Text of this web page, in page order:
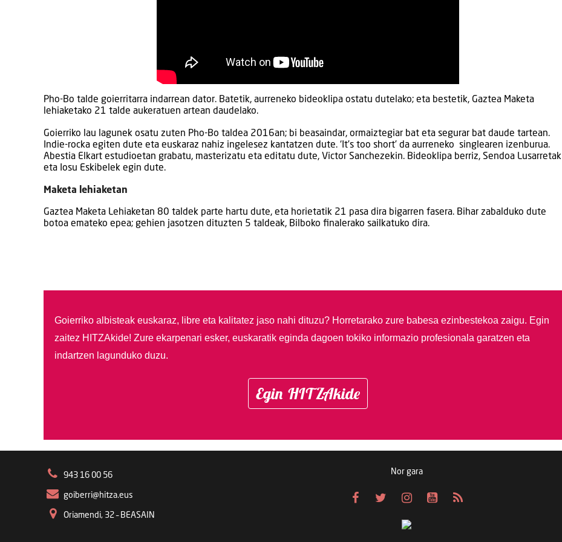
Pho-Bo talde goierritarra indarrean dator. Batetik, aurreneko bideoklipa ostatu dutelako; eta bestetik, Gaztea Maketa
lehiaketako 21 talde aukeratuen artean daudelako.
Goierriko lau lagunek osatu zuten Pho-Bo taldea 2016an; bi beasaindar, ormaiztegiar bat eta segurar bat daude tartean.
Indie-rocka egiten dute eta euskaraz nahiz ingelesez kantatzen dute. ‘It’s too short’ da aurreneko singlearen izenburua.
Abestia Elkart estudioetan grabatu, masterizatu eta editatu dute, Victor Sanchezekin. Bideoklipa berriz, Sendoa Lusarretak
eta Iosu Eskibelek egin dute.
Maketa lehiaketan
Gaztea Maketa Lehiaketan 80 taldek parte hartu dute, eta horietatik 21 pasa dira bigarren fasera. Bihar zabalduko dute
botoa emateko epea; gehien jasotzen dituzten 5 taldeak, Bilboko finalerako sailkatuko dira.
Goierriko albisteak euskaraz, libre eta kalitatez jaso nahi dituzu? Horretarako zure babesa ezinbestekoa zaigu. Egin
zaitez HITZAkide! Zure ekarpenari esker, euskaratik eginda dagoen tokiko informazio profesionala garatzen eta
indartzen lagunduko duzu.
Egin HITZAkide
943 16 00 56
goiberri@hitza.eus
Oriamendi, 32 – BEASAIN
Nor gara